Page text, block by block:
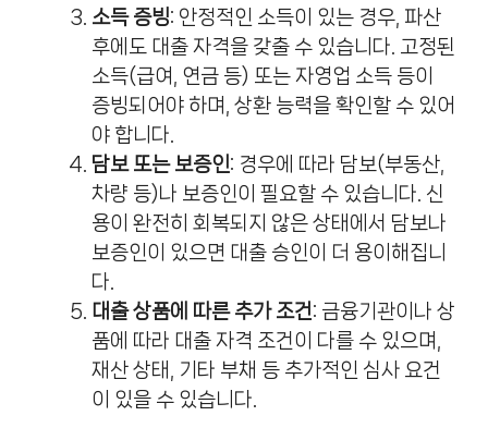
소득 증빙: 안정적인 소득이 있는 경우, 파산
후에도 대출 자격을 갖출 수 있습니다. 고정된
소득(급여, 연금 등) 또는 자영업 소득 등이
증빙되어야 하며, 상환 능력을 확인할 수 있어
야 합니다.
담보 또는 보증인: 경우에 따라 담보(부동산,
차량 등)나 보증인이 필요할 수 있습니다. 신
용이 완전히 회복되지 않은 상태에서 담보나
보증인이 있으면 대출 승인이 더 용이해집니
다.
대출 상품에 따른 추가 조건: 금융기관이나 상
품에 따라 대출 자격 조건이 다를 수 있으며,
재산 상태, 기타 부채 등 추가적인 심사 요건
이 있을 수 있습니다.